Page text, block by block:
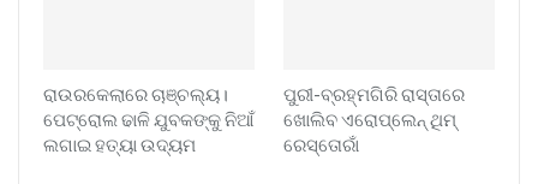
ରାଉରକେଲାରେ ଚାଞ୍ଚଲ୍ୟ।
ପେଟ୍ରୋଲ ଢାଳି ଯୁବକଙ୍କୁ ନିଆଁ
ଲଗାଇ ହତ୍ୟା ଉଦ୍ୟମ
ପୁରୀ-ବ୍ରହ୍ମଗିରି ରାସ୍ତାରେ
ଖୋଲିବ ଏରୋପ୍ଲେନ୍‌ ଥିମ୍‌
ରେସ୍ତୋରାଁ